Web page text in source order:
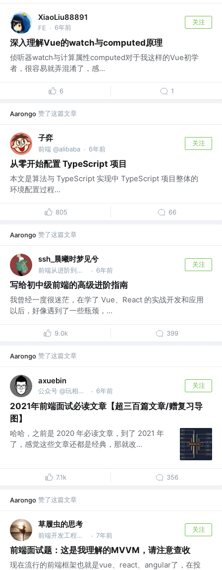
XiaoLiu88891
FE · 6年前
关注
深入理解Vue的watch与computed原理
侦听器watch与计算属性computed对于我这样的Vue初学
者，很容易就弄混淆了，感...
6 1
Aarongo 赞了这篇文章
子弈
前端 @alibaba · 6年前
关注
从零开始配置 TypeScript 项目
本文是算法与 TypeScript 实现中 TypeScript 项目整体的
环境配置过程...
805 66
Aarongo 赞了这篇文章
ssh_晨曦时梦见兮
前端从进阶到入院 @字节跳动 · 6年前
关注
写给初中级前端的高级进阶指南
我曾经一度很迷茫，在学了 Vue、React 的实战开发和应用
以后，好像遇到了一些瓶颈，...
9.0k 399
Aarongo 赞了这篇文章
axuebin
公众号 @玩相机的程序员 · 6年前
关注
2021年前端面试必读文章【超三百篇文章/赠复习导
图】
哈哈，之前是 2020 年必读文章，到了 2021 年
了，感觉这些文章还都是经典，那就改...
7.1k 356
Aarongo 赞了这篇文章
草履虫的思考
前端开发工程师 | 公众号：李十一啊 · 7年前
关注
前端面试题：这是我理解的MVVM，请注意查收
现在流行的前端框架也就是vue、react、angular了，在投